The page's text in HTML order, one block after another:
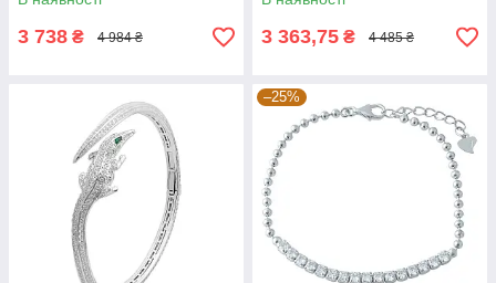
3 738 ₴ 4 984 ₴ 3 363,75 ₴ 4 485 ₴
–25%